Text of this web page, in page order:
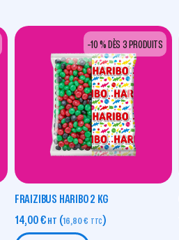
-10 % DÈS 3 PRODUITS
FRAIZIBUS HARIBO 2 KG
14,00€ HT (16,80€ TTC)